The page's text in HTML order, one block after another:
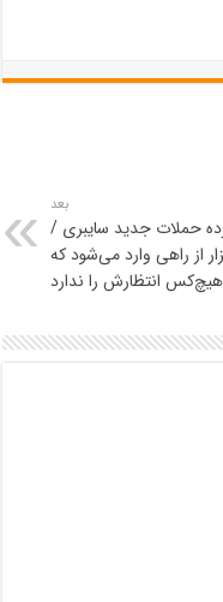
بعد
حملات جدید سایبری /
از راهی وارد می‌شود که
هیچ‌کس انتظارش را ندارد